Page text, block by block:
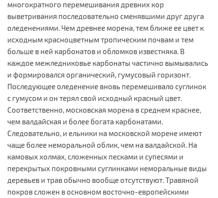
многократного перемешивания древних кор
выветривания последовательно сменявшими друг друга
оледенениями. Чем древнее морена, тем ближе ее цвет к
исходным красноцветным тропическим почвам и тем
больше в ней карбонатов и обломков известняка. В
каждое межледниковье карбонаты частично вымывались
и формировался органический, гумусовый горизонт.
Последующее оледенение вновь перемешивало суглинок
с гумусом и он терял свой исходный красный цвет.
Соответственно, московская морена в среднем краснее,
чем валдайская и более богата карбонатами.
Следовательно, и ельники на московской морене имеют
чаще более неморальной облик, чем на валдайской. На
камовых холмах, сложенных песками и супесями и
перекрытых покровными суглинками неморальные виды
деревьев и трав обычно вообще отсутствуют. Травяной
покров сложен в основном восточно-европейскими